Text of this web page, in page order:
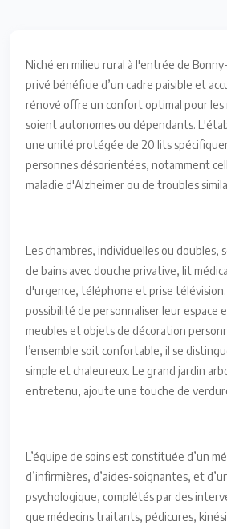
Niché en milieu rural à l'entrée de
privé bénéficie d’un cadre paisible et
rénové offre un confort optimal pour les
soient autonomes ou dépendants.
une unité protégée de 20 lits
personnes désorientées, notamment
maladie d'Alzheimer ou de troubles
Les chambres, individuelles ou doubles,
de bains avec douche privative, lit
d'urgence, téléphone et prise
possibilité de personnaliser leur espace
meubles et objets de décoration
l’ensemble soit confortable, il se
simple et chaleureux. Le grand jardin
entretenu, ajoute une touche de
L’équipe de soins est constituée d’un
d’infirmières, d’aides-soignantes, et
psychologique, complétés par des
que médecins traitants, pédicures,